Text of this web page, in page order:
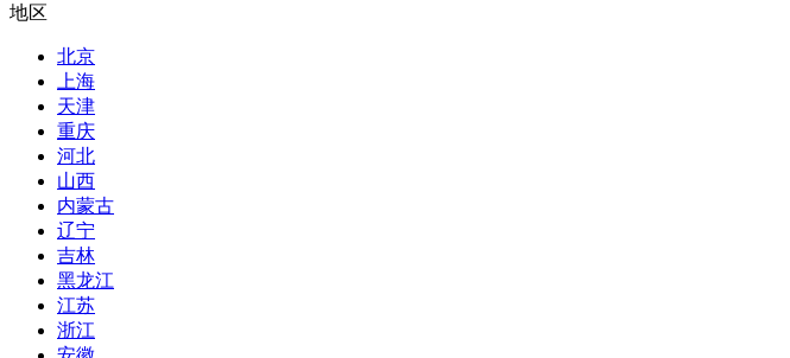
地区
北京
上海
天津
重庆
河北
山西
内蒙古
辽宁
吉林
黑龙江
江苏
浙江